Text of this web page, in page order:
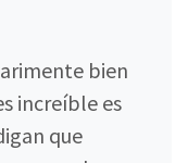
bien
increíble es
que